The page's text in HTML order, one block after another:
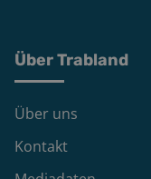
Über Trabland
Über uns
Kontakt